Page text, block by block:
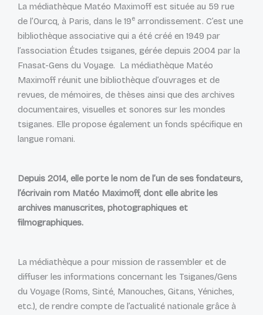
La médiathèque Matéo Maximoff est située au 59 rue
de l’Ourcq, à Paris, dans le 19e arrondissement. C’est une
bibliothèque associative qui a été créé en 1949 par
l’association Études tsiganes, gérée depuis 2004 par la
Fnasat-Gens du Voyage. La médiathèque Matéo
Maximoff réunit une bibliothèque d’ouvrages et de
revues, de mémoires, de thèses ainsi que des archives
documentaires, visuelles et sonores sur les mondes
tsiganes. Elle propose également un fonds spécifique en
langue romani.
Depuis 2014, elle porte le nom de l’un de ses fondateurs,
l’écrivain rom Matéo Maximoff, dont elle abrite les
archives manuscrites, photographiques et
filmographiques.
La médiathèque a pour mission de rassembler et de
diffuser les informations concernant les Tsiganes/Gens
du Voyage (Roms, Sinté, Manouches, Gitans, Yéniches,
etc.), de rendre compte de l’actualité nationale grâce à